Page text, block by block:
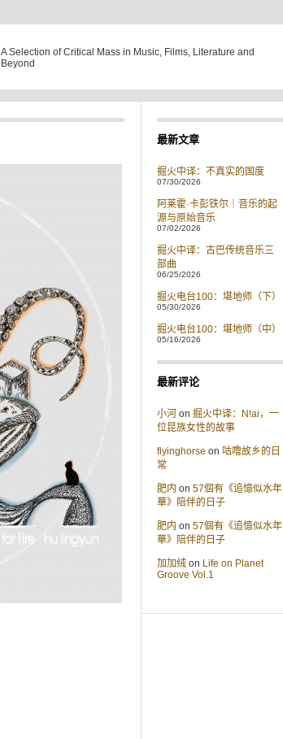
A Selection of Critical Mass in Music, Films, Literature and
Beyond
最新文章
掘火中译：不真实的国度
07/30/2026
阿莱霍·卡彭铁尔｜音乐的起
源与原始音乐
07/02/2026
掘火中译：古巴传统音乐三
部曲
06/25/2026
掘火电台100：堪地师（下）
05/30/2026
掘火电台100：堪地师（中）
05/16/2026
最新评论
小河 on 掘火中译：N!ai，一
位昆族女性的故事
flyinghorse on 咕噜故乡的日
常
肥内 on 57個有《追憶似水年
華》陪伴的日子
肥内 on 57個有《追憶似水年
華》陪伴的日子
加加绒 on Life on Planet
Groove Vol.1